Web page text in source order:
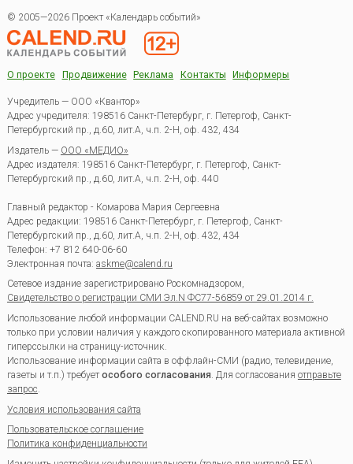
© 2005—2026 Проект «Календарь событий»
О проекте Продвижение Реклама Контакты Информеры
Учредитель — ООО «Квантор»
Адрес учредителя: 198516 Санкт-Петербург, г. Петергоф, Санкт-
Петербургский пр., д.60, лит.А, ч.п. 2-Н, оф. 432, 434
Издатель — ООО «МЕДИО»
Адрес издателя: 198516 Санкт-Петербург, г. Петергоф, Санкт-
Петербургский пр., д.60, лит.А, ч.п. 2-Н, оф. 440
Главный редактор - Комарова Мария Сергеевна
Адрес редакции: 198516 Санкт-Петербург, г. Петергоф, Санкт-
Петербургский пр., д.60, лит.А, ч.п. 2-Н, оф. 432, 434
Телефон: +7 812 640-06-60
Электронная почта: askme@calend.ru
Сетевое издание зарегистрировано Роскомнадзором,
Свидетельство о регистрации СМИ Эл.N ФС77-56859 от 29.01.2014 г.
Использование любой информации CALEND.RU на веб-сайтах возможно
только при условии наличия у каждого скопированного материала активной
гиперссылки на страницу-источник.
Использование информации сайта в оффлайн-СМИ (радио, телевидение,
газеты и т.п.) требуетособого согласования. Для согласования отправьте
запрос.
Условия использования сайта
Пользовательское соглашение
Политика конфиденциальности